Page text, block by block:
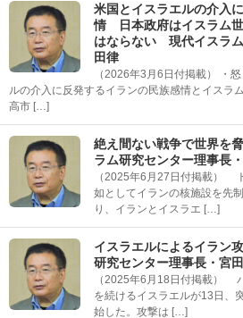
米国とイスラエルの介入
情 日本政府はイスラム
はならない 現代イスラ
田律
（2026年3月6日付掲載） ・
ルの介入に反発するイランの民族感情とイスラ
高市 […]
絶え間ない戦争で世界を
ラム研究センター理事長
（2025年6月27日付掲載）
如としてイランの核施設を先
り、イランとイスラエ […]
イスラエルによるイラン
研究センター理事長・宮
（2025年6月18日付掲載）
を続けるイスラエルが13日、
始した。攻撃は […]